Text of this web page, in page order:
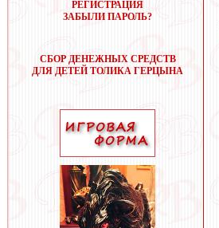
РЕГИСТРАЦИЯ
ЗАБЫЛИ ПАРОЛЬ?
СБОР ДЕНЕЖНЫХ СРЕДСТВ
ДЛЯ ДЕТЕЙ ТОЛИКА ГЕРЦЫНА